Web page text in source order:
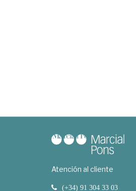
Atención al cliente
(+34) 91 304 33 03